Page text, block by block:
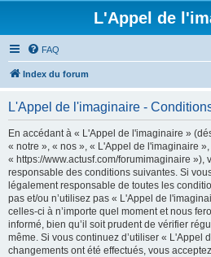
L'Appel de
FAQ
Index du forum
L'Appel de l'imaginaire -
En accédant à « L'Appel de l'imaginaire »
« notre », « nos », « L'Appel de l'imaginaire »,
« https://www.actusf.com/forumimaginaire »),
responsable des conditions suivantes. Si
légalement responsable de toutes les
pas et/ou n’utilisez pas « L'Appel de
celles-ci à n’importe quel moment et nous
informé, bien qu’il soit prudent de vérifier
même. Si vous continuez d’utiliser « L'Appel
changements ont été effectués, vous